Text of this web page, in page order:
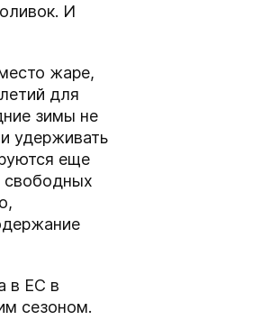
И
жаре,
для
зимы не
удерживать
еще
свободных
в ЕС в
сезоном.